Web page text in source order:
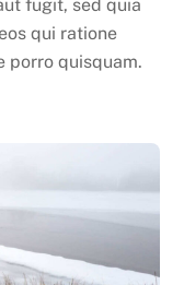
fugit, sed quia
qui ratione
porro quisquam.